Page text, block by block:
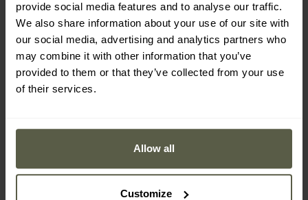
provide social media features and to analyse our traffic.
We also share information about your use of our site with
our social media, advertising and analytics partners who
may combine it with other information that you’ve
provided to them or that they’ve collected from your use
of their services.
Allow all
Customize
Shirts. Derlockere Schnittbietet volle Bewegungsfreiheit.
100% hochwertige gekämmte Baumwolle